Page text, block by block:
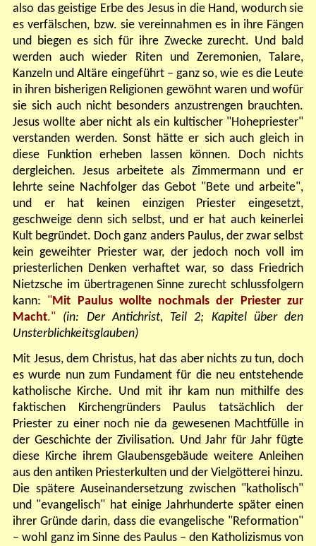
also das geistige Erbe des Jesus in die Hand, wodurch sie
es verfälschen, bzw. sie vereinnahmen es in ihre Fängen
und biegen es sich für ihre Zwecke zurecht. Und bald
werden auch wieder Riten und Zeremonien, Talare,
Kanzeln und Altäre eingeführt – ganz so, wie es die Leute
in ihren bisherigen Religionen gewöhnt waren und wofür
sie sich auch nicht besonders anzustrengen brauchten.
Jesus wollte aber nicht als ein kultischer "Hohepriester"
verstanden werden. Sonst hätte er sich auch gleich in
diese Funktion erheben lassen können. Doch nichts
dergleichen. Jesus arbeitete als Zimmermann und er
lehrte seine Nachfolger das Gebot "Bete und arbeite",
und er hat keinen einzigen Priester eingesetzt,
geschweige denn sich selbst, und er hat auch keinerlei
Kult begründet. Doch ganz anders Paulus, der zwar selbst
kein geweihter Priester war, der jedoch noch voll im
priesterlichen Denken verhaftet war, so dass Friedrich
Nietzsche im übertragenen Sinne zurecht schlussfolgern
kann: "Mit Paulus wollte nochmals der Priester zur
Macht." (in: Der Antichrist, Teil 2; Kapitel über den
Unsterblichkeitsglauben)
Mit Jesus, dem Christus, hat das aber nichts zu tun, doch
es wurde nun zum Fundament für die neu entstehende
katholische Kirche. Und mit ihr kam nun mithilfe des
faktischen Kirchengründers Paulus tatsächlich der
Priester zu einer noch nie da gewesenen Machtfülle in
der Geschichte der Zivilisation. Und Jahr für Jahr fügte
diese Kirche ihrem Glaubensgebäude weitere Anleihen
aus den antiken Priesterkulten und der Vielgötterei hinzu.
Die spätere Auseinandersetzung zwischen "katholisch"
und "evangelisch" hat einige Jahrhunderte später einen
ihrer Gründe darin, dass die evangelische "Reformation"
– wohl ganz im Sinne des Paulus – den Katholizismus von